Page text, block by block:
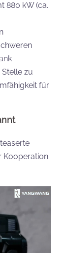
880 kW (ca.
zu
für
Kooperation